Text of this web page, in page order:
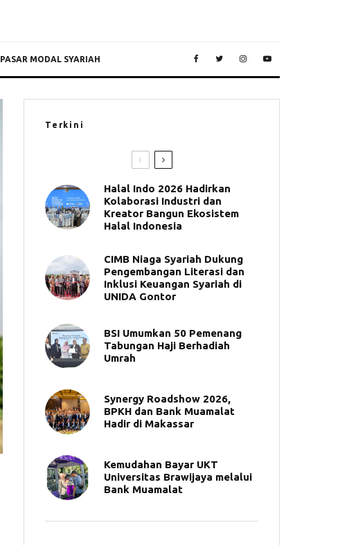
PASAR MODAL SYARIAH
Terkini
Halal Indo 2026 Hadirkan
Kolaborasi Industri dan
Kreator Bangun Ekosistem
Halal Indonesia
CIMB Niaga Syariah Dukung
Pengembangan Literasi dan
Inklusi Keuangan Syariah di
UNIDA Gontor
BSI Umumkan 50 Pemenang
Tabungan Haji Berhadiah
Umrah
Synergy Roadshow 2026,
BPKH dan Bank Muamalat
Hadir di Makassar
Kemudahan Bayar UKT
Universitas Brawijaya melalui
Bank Muamalat